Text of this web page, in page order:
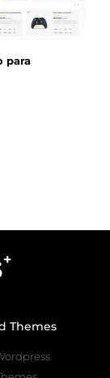
para
Themes